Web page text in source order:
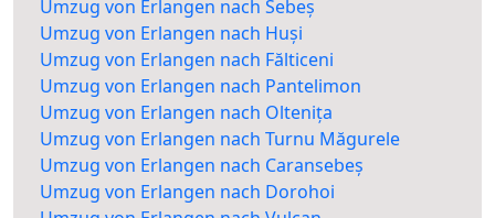
Umzug von Erlangen nach Sebeș
Umzug von Erlangen nach Huși
Umzug von Erlangen nach Fălticeni
Umzug von Erlangen nach Pantelimon
Umzug von Erlangen nach Oltenița
Umzug von Erlangen nach Turnu Măgurele
Umzug von Erlangen nach Caransebeș
Umzug von Erlangen nach Dorohoi